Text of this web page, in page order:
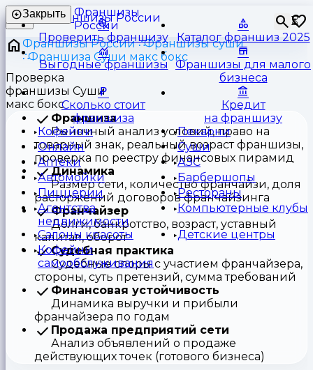
Франшизы
России
⏳
Закрыть
Проверить франшизу Каталог франшиз 2025
Выгодные франшизы
Франшизы для малого
бизнеса
Сколько стоит
франшиза
Кредит
на франшизу
Кофейни
Пекарни
Онлайн
Суши
Аптеки
АЗС
Автомойки
Барбершопы
Пиццерии
Рестораны
Агентства
недвижимости
Компьютерные клубы
Салоны красоты
Детские центры
Кофейни
самообслуживания
Франшизы России
Франшизы суши
Франшиза Суши макс бокс
Проверка
франшизы Суши
макс бокс
Франшиза
Рыночный анализ условий, право на
товарный знак, реальный возраст франшизы,
проверка по реестру финансовых пирамид
Динамика
Размер сети, количество франчайзи, доля
расторжений договоров франчайзинга
Франчайзер
Долги, банкротство, возраст, уставный
капитал, оборот
Судебная практика
Судебные споры с участием франчайзера,
стороны, суть претензий, сумма требований
Финансовая устойчивость
Динамика выручки и прибыли
франчайзера по годам
Продажа предприятий сети
Анализ объявлений о продаже
действующих точек (готового бизнеса)